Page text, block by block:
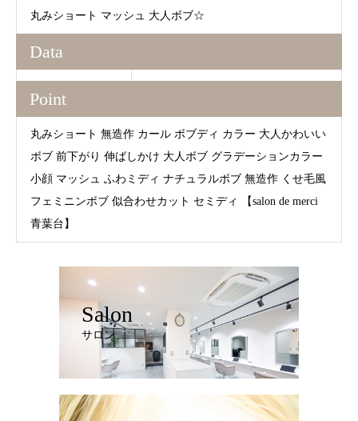
丸みショート マッシュ 大人ボブ☆
Data
Point
丸みショート 無造作 カール ボブディ カラー 大人かわいい
ボブ 前下がり 伸ばしかけ 大人ボブ グラデーションカラー
小顔 マッシュ ふわミディ ナチュラルボブ 無造作 くせ毛風
フェミニンボブ 似合わせカット セミディ 【salon de merci
青葉台】
Salon
サロン